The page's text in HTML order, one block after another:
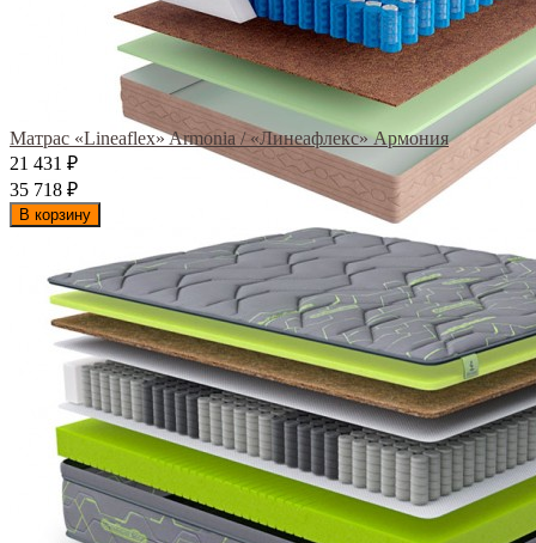
Матрас «Lineaflex» Armonia / «Линеафлекс» Армония
21 431
₽
35 718 ₽
В корзину